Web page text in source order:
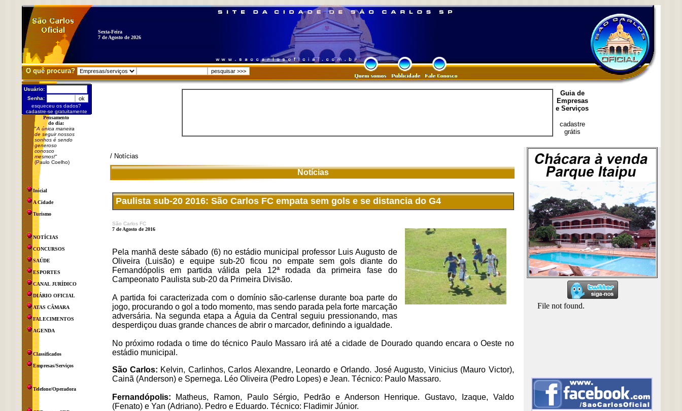
Sexta-Feira
7 de Agosto de 2026
O quê procura?
Usuário:
Senha:
esqueceu os dados?
cadastre-se gratuitamente
Pensamento
do dia:
"A única maneira
de seguir nossos
sonhos é sendo
generoso
conosco
mesmos!"
(Paulo Coelho)
Inicial
A Cidade
Turismo
NOTÍCIAS
CONCURSOS
SAÚDE
ESPORTES
CANAL JURÍDICO
DIÁRIO OFICIAL
ATAS CÂMARA
FALECIMENTOS
AGENDA
Classificados
Empresas/Serviços
Telefone/Operadora
Guia de
Empresas
e Serviços
cadastre
grátis
/ Notícias
Notícias
Paulista sub-20 2016: São Carlos FC empata sem gols e se distancia do G4
São Carlos FC
7 de Agosto de 2016
Pela manhã deste sábado (6) no estádio municipal professor Luis Augusto de
Oliveira (Luisão) e equipe sub-20 ficou no empate sem gols diante do
Fernandópolis em partida válida pela 12ª rodada da primeira fase do
Campeonato Paulista sub-20 da Primeira Divisão.
A partida foi caracterizada com o domínio são-carlense durante boa parte do
jogo, procurando o gol a todo momento, mas sendo parada pela forte marcação
adversária. Na segunda etapa a Águia da Central seguiu pressionando, mas
desperdiçou duas grande chances de abrir o marcador, definindo a igualdade.
No próximo rodada o time do técnico Paulo Massaro irá até a cidade de Dourado quando encara o Oeste no
estádio municipal.
São Carlos: Kelvin, Carlinhos, Carlos Alexandre, Leonardo e Orlando. José Augusto, Vinicius (Mauro Victor),
Cainã (Anderson) e Spernega. Léo Oliveira (Pedro Lopes) e Jean. Técnico: Paulo Massaro.
Fernandópolis: Matheus, Ramon, Paulo Sérgio, Pedrão e Anderson Henrique. Gustavo, Izaque, Valdo
(Fenato) e Yan (Adriano). Pedro e Eduardo. Técnico: Fladimir Júnior.